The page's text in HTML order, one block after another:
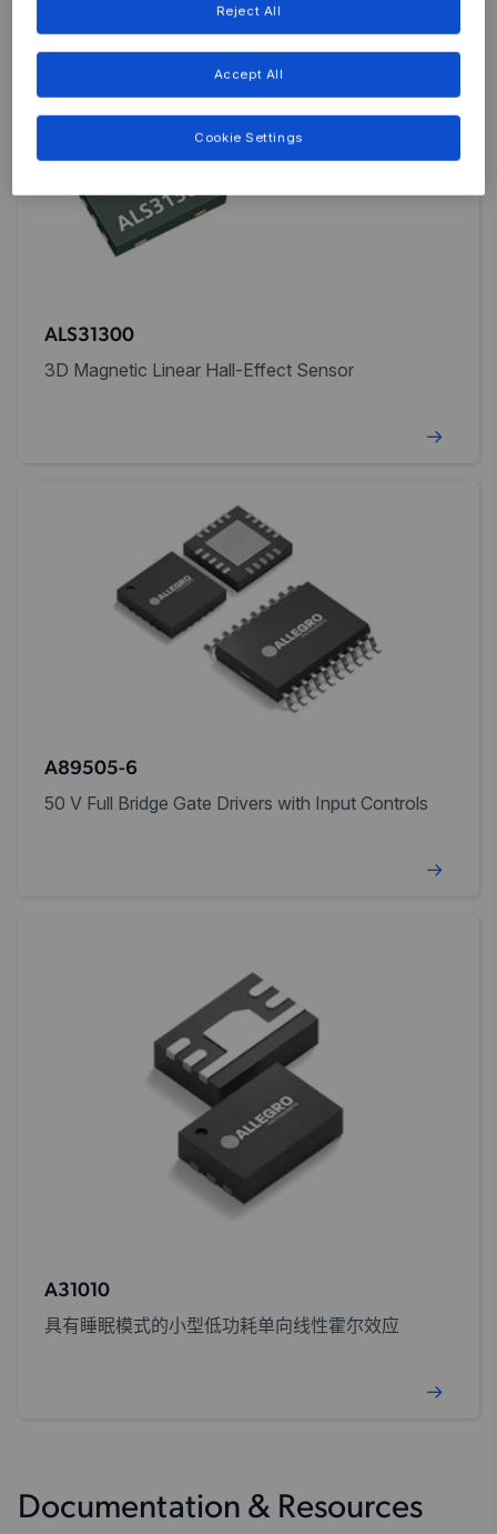
ALS31300
3D Magnetic Linear Hall-Effect Sensor
A89505-6
50 V Full Bridge Gate Drivers with Input Controls
A31010
具有睡眠模式的小型低功耗单向线性霍尔效应
Documentation & Resources
Reject All
Accept All
Cookie Settings